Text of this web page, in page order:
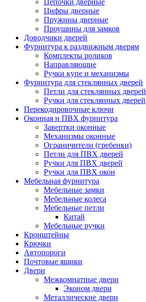
Цифры дверные
Пружины дверные
Проушины для замков
Доводчики дверей
Фурнитура к раздвижным дверям
Комплекты роликов
Направляющие
Ручки купе и механизмы
Фурнитура для стеклянных дверей
Петли для стеклянных дверей
Ручки для стеклянных дверей
Перекодировочные ключи
Оконная и ПВХ фурнитура
Завертки оконные
Механизмы оконные
Ограничители (гребенки)
Петли для ПВХ дверей
Ручки для ПВХ дверей
Ручки для ПВХ окон
Мебельная фурнитура
Мебельные замки
Мебельные колеса
Мебельные петли
Китай
Мебельные ручки
Кронштейны
Крючки
Автопороги
Почтовые ящики
Двери
Межкомнатные двери
Эконом двери
Металлические двери